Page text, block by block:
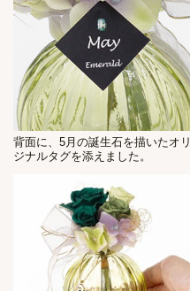
背面に、5月の誕生石を描いたオリ
ジナルタグを添えました。